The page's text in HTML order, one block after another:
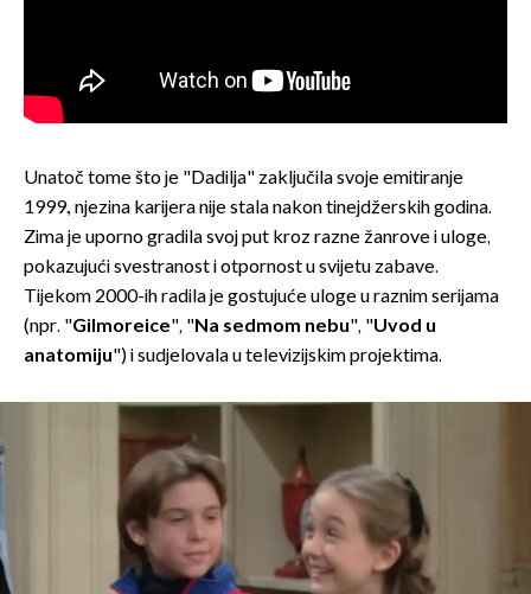
Unatoč tome što je "Dadilja" zaključila svoje emitiranje
1999., njezina karijera nije stala nakon tinejdžerskih godina.
Zima je uporno gradila svoj put kroz razne žanrove i uloge,
pokazujući svestranost i otpornost u svijetu zabave.
Tijekom 2000-ih radila je gostujuće uloge u raznim serijama
(npr. "Gilmoreice", "Na sedmom nebu", "Uvod u
anatomiju") i sudjelovala u televizijskim projektima.